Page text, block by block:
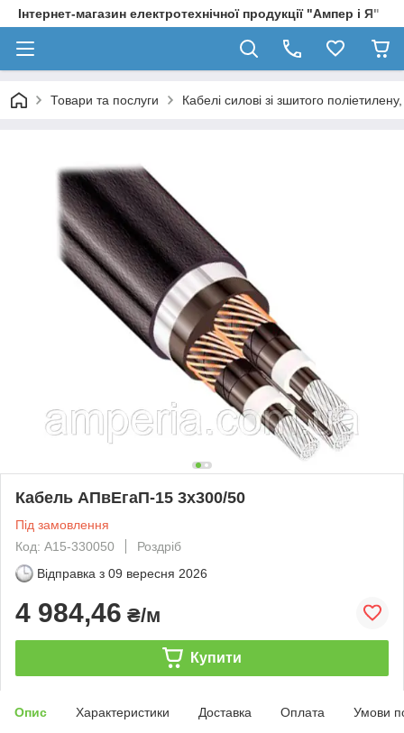
Інтернет-магазин електротехнічної продукції "Ампер і Я"
Товари та послуги Кабелі силові зі зшитого
Кабель АПвЕгаП‑15 3х300/50
Під замовлення
Код: А15-330050
Роздріб
Відправка з 09 вересня 2026
4 984,46 ₴/м
Купити
Опис Характеристики Доставка Оплата Умови